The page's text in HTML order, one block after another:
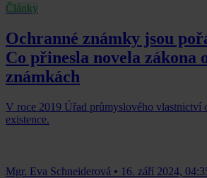
Články
Ochranné známky jsou
Co přinesla novela zákona
známkách
V roce 2019 Úřad průmyslového vlastnictví
existence.
Mgr. Eva Schneiderová • 16. září 2024,